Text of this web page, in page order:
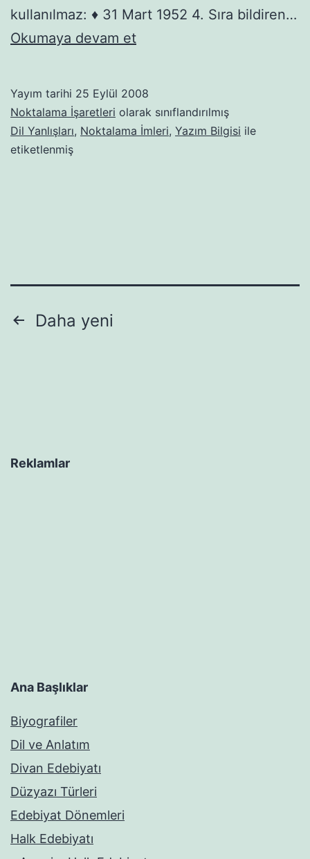
kullanılmaz: ♦ 31 Mart 1952 4. Sıra bildiren…
Okumaya devam etNokta
Yayım tarihi 25 Eylül 2008
Noktalama İşaretleri olarak sınıflandırılmış
Dil Yanlışları, Noktalama İmleri, Yazım Bilgisi ile
etiketlenmiş
YazıDaha yeni
Reklamlar
Ana Başlıklar
Biyografiler
Dil ve Anlatım
Divan Edebiyatı
Düzyazı Türleri
Edebiyat Dönemleri
Halk Edebiyatı